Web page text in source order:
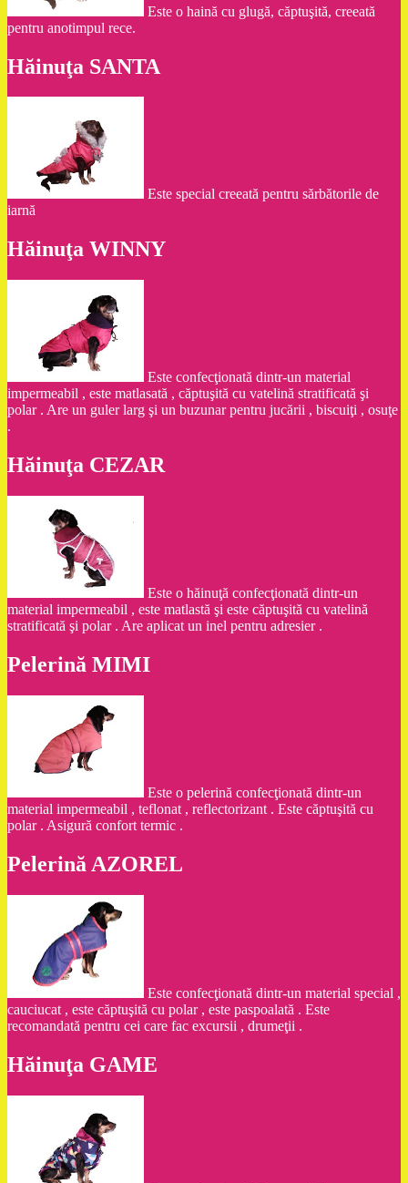
Este o haină cu glugă, căptuşită, creeată
pentru anotimpul rece.
Hăinuţa SANTA
Este special creeată pentru sărbătorile de
iarnă
Hăinuţa WINNY
Este confecţionată dintr-un material
impermeabil , este matlasată , căptuşită cu vatelină stratificată şi
polar . Are un guler larg şi un buzunar pentru jucării , biscuiţi , osuţe
.
Hăinuţa CEZAR
Este o hăinuţă confecţionată dintr-un
material impermeabil , este matlastă şi este căptuşită cu vatelină
stratificată şi polar . Are aplicat un inel pentru adresier .
Pelerină MIMI
Este o pelerină confecţionată dintr-un
material impermeabil , teflonat , reflectorizant . Este căptuşită cu
polar . Asigură confort termic .
Pelerină AZOREL
Este confecţionată dintr-un material special ,
cauciucat , este căptuşită cu polar , este paspoalată . Este
recomandată pentru cei care fac excursii , drumeţii .
Hăinuţa GAME